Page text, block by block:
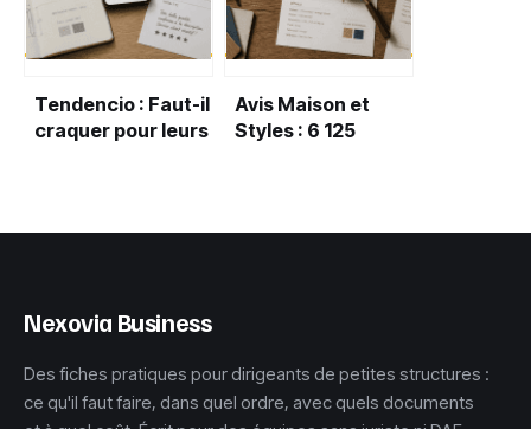
Tendencio : Faut-il
craquer pour leurs
Avis Maison et
Styles : 6 125
de votre
Nexovia Business
Des fiches pratiques pour dirigeants de petites structures :
ce qu'il faut faire, dans quel ordre, avec quels documents